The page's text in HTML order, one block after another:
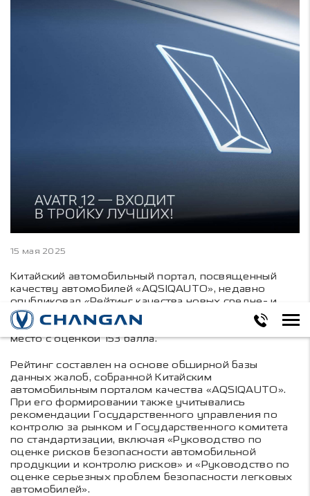
15 мая 2025
Китайский автомобильный портал, посвященный
качеству автомобилей «AQSIQAUTO», недавно
опубликовал «Рейтинг качества новых средне- и
крупногабаритных электрических автомобилей за
первый квартал 2025 года». AVATR 12 занял третье
место с оценкой 153 балла.
Рейтинг составлен на основе обширной базы
данных жалоб, собранной Китайским
автомобильным порталом качества «AQSIQAUTO».
При его формировании также учитывались
рекомендации Государственного управления по
контролю за рынком и Государственного комитета
по стандартизации, включая «Руководство по
оценке рисков безопасности автомобильной
продукции и контролю рисков» и «Руководство по
оценке серьезных проблем безопасности легковых
автомобилей».